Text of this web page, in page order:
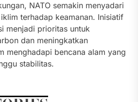
NATO semakin menyadari
terhadap keamanan. Inisiatif
menjadi prioritas untuk
dan meningkatkan
menghadapi bencana alam yang
stabilitas.